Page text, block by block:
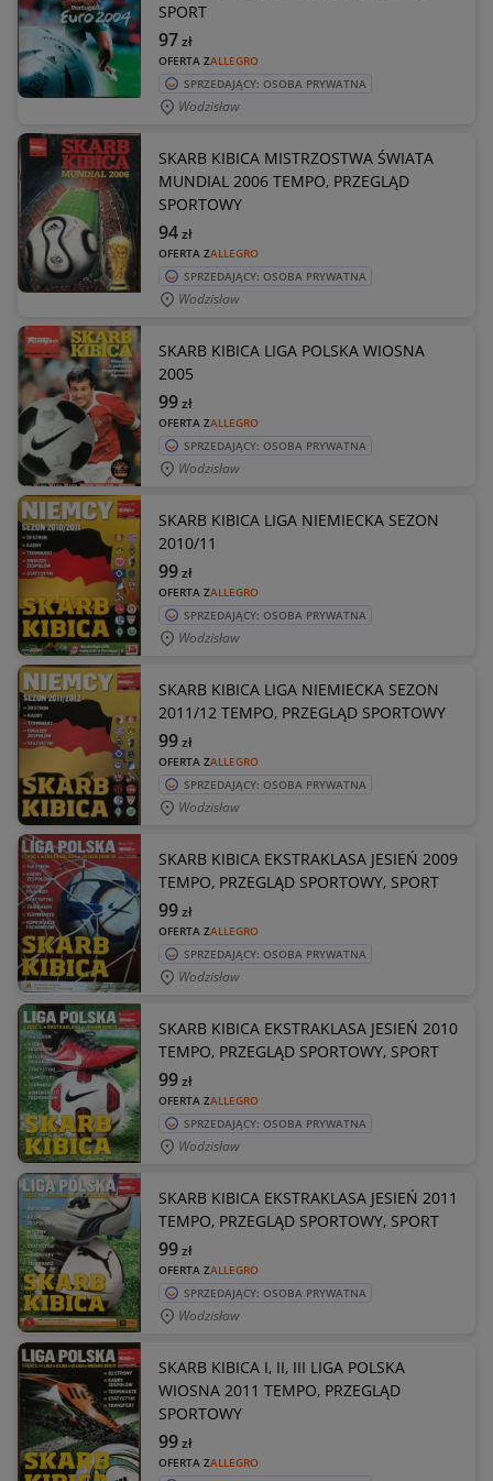
SPORT
OFERTA ZALLEGRO
97zł
SPRZEDAJĄCY: OSOBA PRYWATNA
Wodzisław
SKARB KIBICA MISTRZOSTWA ŚWIATA
MUNDIAL 2006 TEMPO, PRZEGLĄD
SPORTOWY
OFERTA ZALLEGRO
94zł
SPRZEDAJĄCY: OSOBA PRYWATNA
Wodzisław
SKARB KIBICA LIGA POLSKA WIOSNA
2005
OFERTA ZALLEGRO
99zł
SPRZEDAJĄCY: OSOBA PRYWATNA
Wodzisław
SKARB KIBICA LIGA NIEMIECKA SEZON
2010/11
OFERTA ZALLEGRO
99zł
SPRZEDAJĄCY: OSOBA PRYWATNA
Wodzisław
SKARB KIBICA LIGA NIEMIECKA SEZON
2011/12 TEMPO, PRZEGLĄD SPORTOWY
OFERTA ZALLEGRO
99zł
SPRZEDAJĄCY: OSOBA PRYWATNA
Wodzisław
SKARB KIBICA EKSTRAKLASA JESIEŃ 2009
TEMPO, PRZEGLĄD SPORTOWY, SPORT
OFERTA ZALLEGRO
99zł
SPRZEDAJĄCY: OSOBA PRYWATNA
Wodzisław
SKARB KIBICA EKSTRAKLASA JESIEŃ 2010
TEMPO, PRZEGLĄD SPORTOWY, SPORT
OFERTA ZALLEGRO
99zł
SPRZEDAJĄCY: OSOBA PRYWATNA
Wodzisław
SKARB KIBICA EKSTRAKLASA JESIEŃ 2011
TEMPO, PRZEGLĄD SPORTOWY, SPORT
OFERTA ZALLEGRO
99zł
SPRZEDAJĄCY: OSOBA PRYWATNA
Wodzisław
SKARB KIBICA I, II, III LIGA POLSKA
WIOSNA 2011 TEMPO, PRZEGLĄD
SPORTOWY
OFERTA ZALLEGRO
99zł